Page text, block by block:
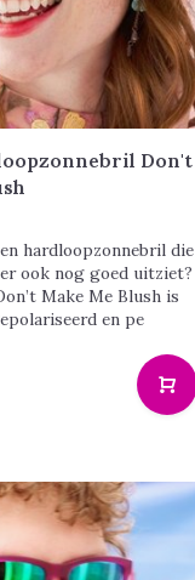
Don't
hardloopzonnebril die
ook nog goed uitziet?
Make Me Blush is
en pe